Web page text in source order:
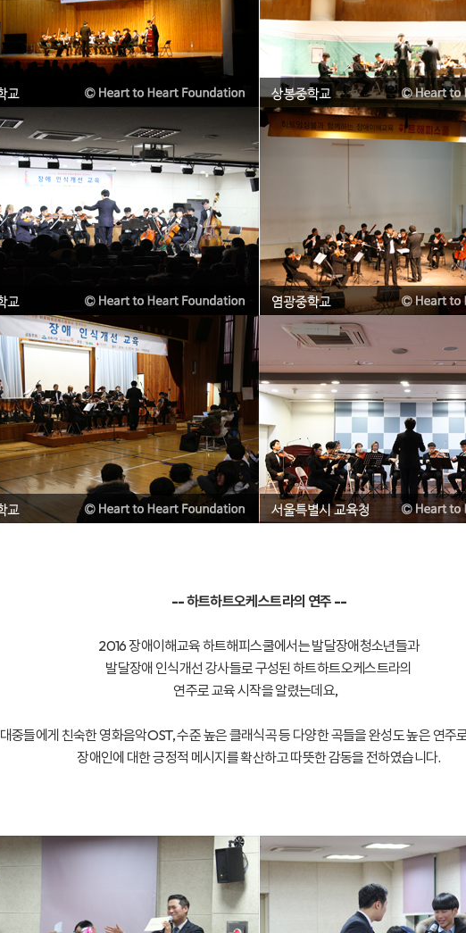
-- 하트하트오케스트라의 연주 --
2016 장애이해교육 하트해피스쿨에서는 발달장애청소년들과
발달장애 인식개선 강사들로 구성된 하트하트오케스트라의
연주로 교육 시작을 알렸는데요,
대중들에게 친숙한 영화음악OST, 수준 높은 클래식곡 등 다양한 곡들을 완성도 높은 연주
장애인에 대한 긍정적 메시지를 확산하고 따뜻한 감동을 전하였습니다.